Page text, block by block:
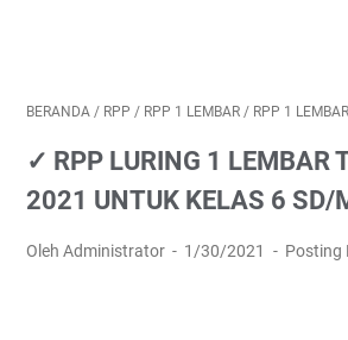
BERANDA / RPP / RPP 1 LEMBAR / RPP 1
✓ RPP LURING 1 LEMBAR
2021 UNTUK KELAS 6 SD/
Oleh Administrator 1/30/2021 Posting